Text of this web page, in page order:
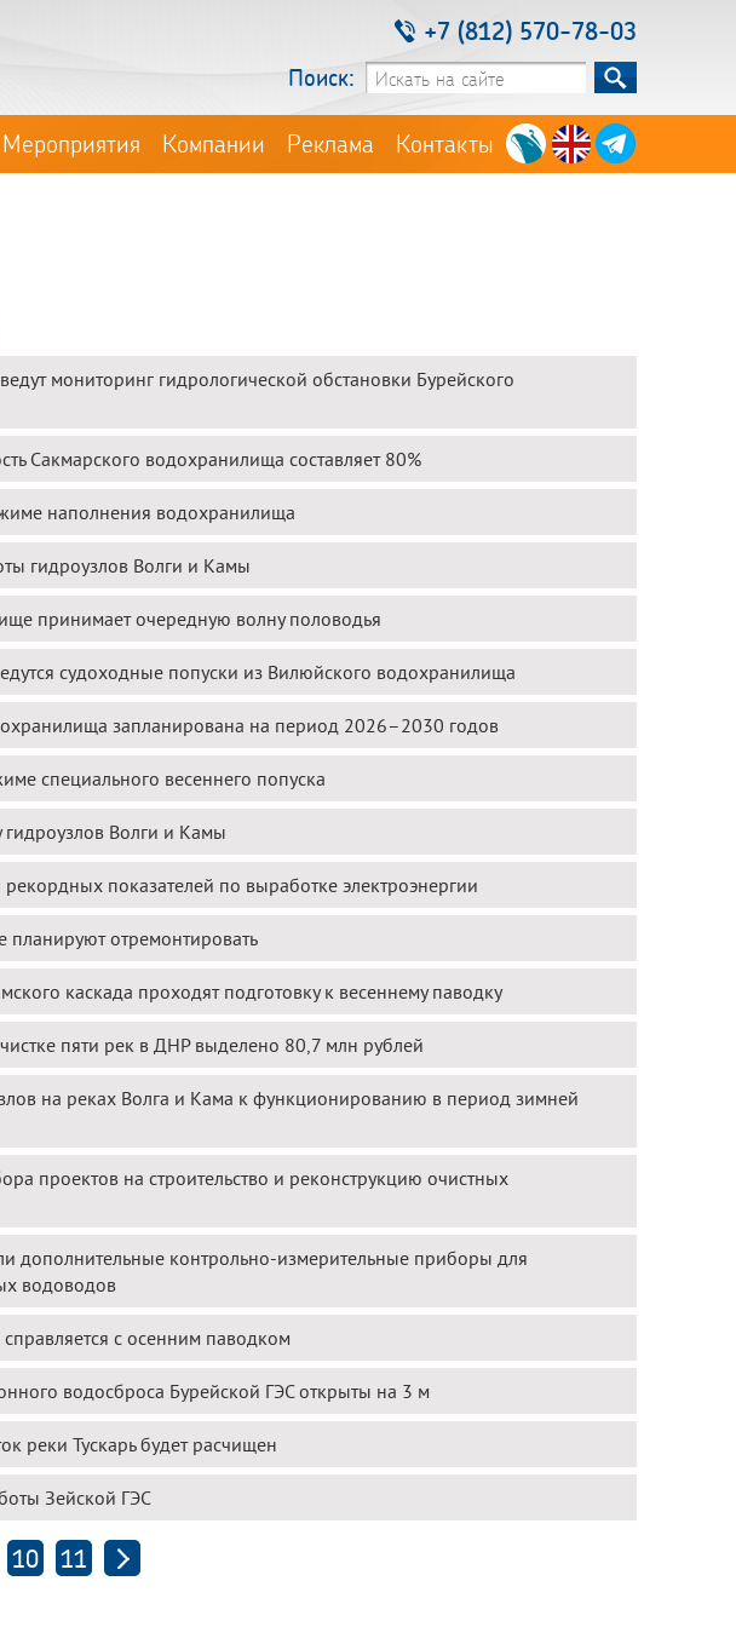
+7 (812) 570-78-03
Поиск:
Мероприятия Компании Реклама Контакты
мониторинг гидрологической обстановки Бурейского
Сакмарского водохранилища составляет 80%
наполнения водохранилища
гидроузлов Волги и Камы
принимает очередную волну половодья
судоходные попуски из Вилюйского водохранилища
запланирована на период 2026–2030 годов
специального весеннего попуска
Волги и Камы
показателей по выработке электроэнергии
отремонтировать
каскада проходят подготовку к весеннему паводку
пяти рек в ДНР выделено 80,7 млн рублей
на реках Волга и Кама к функционированию в период зимней
проектов на строительство и реконструкцию очистных
дополнительные контрольно-измерительные приборы для
водоводов
с осенним паводком
водосброса Бурейской ГЭС открыты на 3 м
реки Тускарь будет расчищен
Зейской ГЭС
10 11